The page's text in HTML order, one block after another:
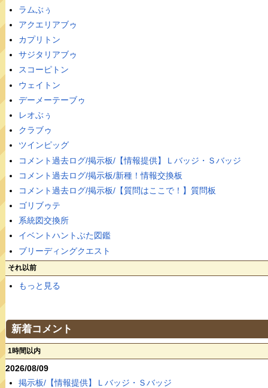
ラムぶぅ
アクエリアブゥ
カプリトン
サジタリアブゥ
スコーピトン
ウェイトン
デーメーテーブゥ
レオぶぅ
クラブゥ
ツインピッグ
コメント過去ログ/掲示板/【情報提供】Ｌバッジ・Ｓバッジ
コメント過去ログ/掲示板/新種！情報交換板
コメント過去ログ/掲示板/【質問はここで！】質問板
ゴリブゥテ
系統図交換所
イベントハントぶた図鑑
ブリーディングクエスト
それ以前
もっと見る
新着コメント
1時間以内
2026/08/09
掲示板/【情報提供】Ｌバッジ・Ｓバッジ